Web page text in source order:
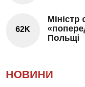
62K
Міністр
Польщі
НОВИНИ